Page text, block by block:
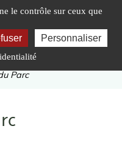
|
Parc
le contrôle sur ceux que
Personnaliser